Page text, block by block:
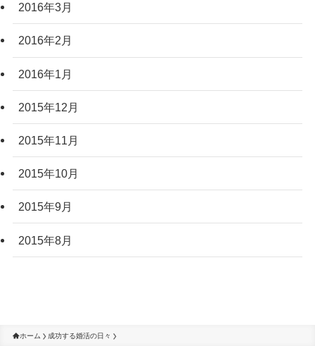
2016年3月
2016年2月
2016年1月
2015年12月
2015年11月
2015年10月
2015年9月
2015年8月
ホーム 成功する婚活の日々